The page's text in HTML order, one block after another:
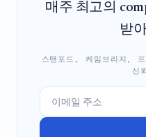
매주 최고의
받
스탠포드, 케임브리지,
신